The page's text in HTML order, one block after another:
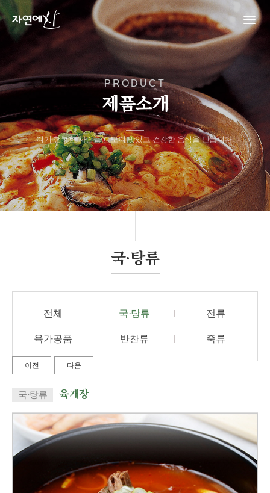
PRODUCT
제품소개
여기 행복한 사람들이 모여 맛있고 건강한 음식을 만듭니다.
국·탕류
전체 국·탕류 전류
육가공품 반찬류 죽류
이전 다음
국·탕류 육개장